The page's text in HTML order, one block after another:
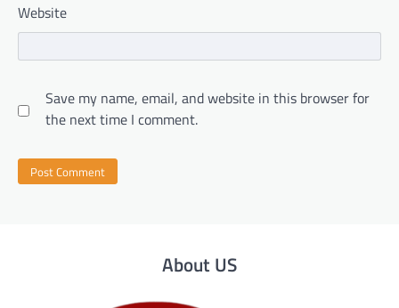
Website
Save my name, email, and website in this browser for
the next time I comment.
About US